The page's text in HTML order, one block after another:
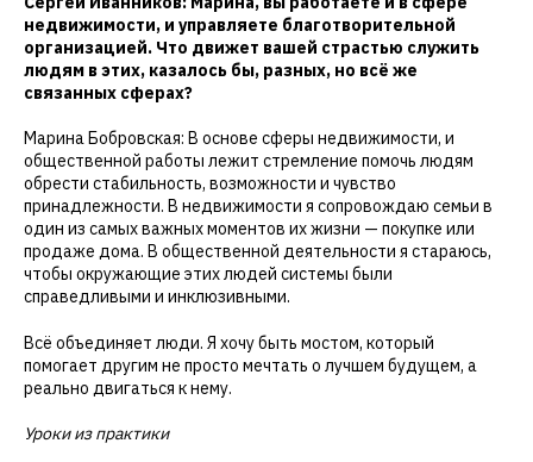
недвижимости, и управляете благотворительной
организацией. Что движет вашей страстью служить
людям в этих, казалось бы, разных, но всё же
связанных сферах?
Марина Бобровская: В основе сферы недвижимости, и
общественной работы лежит стремление помочь людям
обрести стабильность, возможности и чувство
принадлежности. В недвижимости я сопровождаю семьи в
один из самых важных моментов их жизни — покупке или
продаже дома. В общественной деятельности я стараюсь,
чтобы окружающие этих людей системы были
справедливыми и инклюзивными.
Всё объединяет люди. Я хочу быть мостом, который
помогает другим не просто мечтать о лучшем будущем, а
реально двигаться к нему.
Уроки из практики